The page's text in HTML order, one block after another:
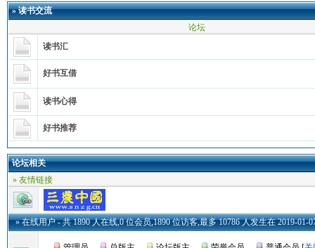
»读书交流
论坛
读书汇
好书互借
读书心得
好书推荐
论坛相关
» 友情链接
» 在线用户- 共 1890 人在线,0 位会员,1890 位访客,最多 10786 人发生在 2019-01-